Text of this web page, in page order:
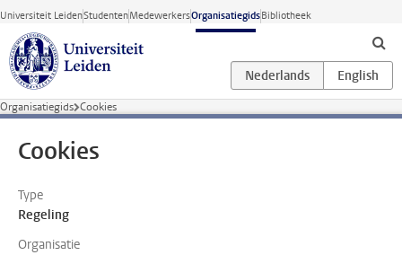
Ga direct naar de inhoud
Universiteit LeidenStudentenMedewerkersOrganisatiegidsBibliotheek
Organisatiegids Cookies
Cookies
Type
Regeling
Organisatie